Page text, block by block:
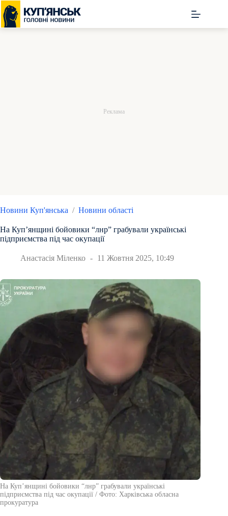
Перейти
до
вмісту
Новини Куп'янська / Новини області
На Купʼянщині бойовики “лнр” грабували українські
підприємства під час окупації
Анастасія Міленко 11 Жовтня 2025, 10:49
На Купʼянщині бойовики “лнр” грабували українські
підприємства під час окупації / Фото: Харківська обласна
прокуратура